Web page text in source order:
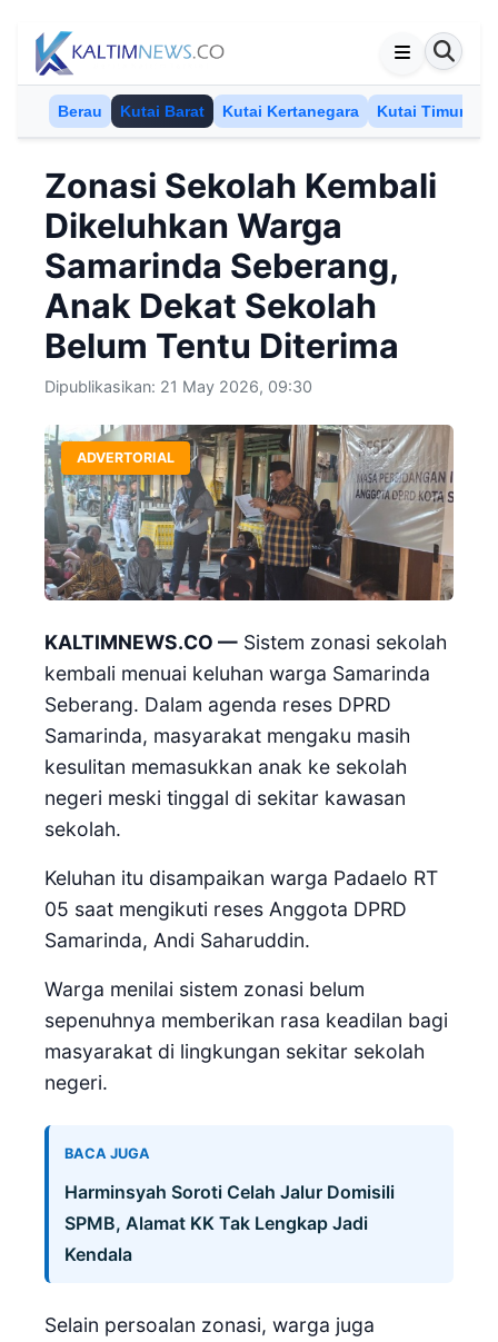
Skip to content
Berau Kutai Barat Kutai Kertanegara Kutai Timur
Zonasi Sekolah Kembali
Dikeluhkan Warga
Samarinda Seberang,
Anak Dekat Sekolah
Belum Tentu Diterima
Dipublikasikan: 21 May 2026, 09:30
ADVERTORIAL
KALTIMNEWS.CO — Sistem zonasi sekolah
kembali menuai keluhan warga Samarinda
Seberang. Dalam agenda reses DPRD
Samarinda, masyarakat mengaku masih
kesulitan memasukkan anak ke sekolah
negeri meski tinggal di sekitar kawasan
sekolah.
Keluhan itu disampaikan warga Padaelo RT
05 saat mengikuti reses Anggota DPRD
Samarinda, Andi Saharuddin.
Warga menilai sistem zonasi belum
sepenuhnya memberikan rasa keadilan bagi
masyarakat di lingkungan sekitar sekolah
negeri.
BACA JUGA
Harminsyah Soroti Celah Jalur Domisili
SPMB, Alamat KK Tak Lengkap Jadi
Kendala
Selain persoalan zonasi, warga juga